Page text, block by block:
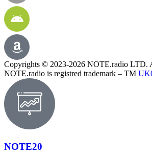
Copyrights © 2023-2026 NOTE.radio LTD.
NOTE.radio is registred trademark – TM
NOTE20